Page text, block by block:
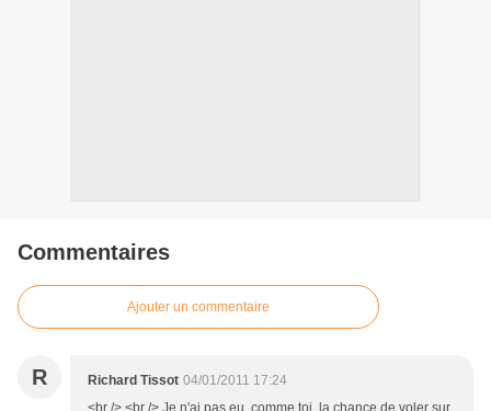
Commentaires
Ajouter un commentaire
R Richard Tissot 04/01/2011 17:24